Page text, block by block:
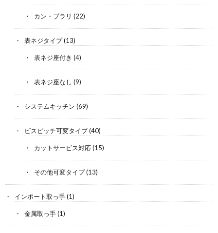
カン・ブラリ (22)
表ネジタイプ(13)
表ネジ座付き (4)
表ネジ座なし (9)
システムキッチン (69)
ビスピッチ可変タイプ(40)
カットサービス対応(15)
その他可変タイプ(13)
インポート取っ手(1)
金属取っ手(1)